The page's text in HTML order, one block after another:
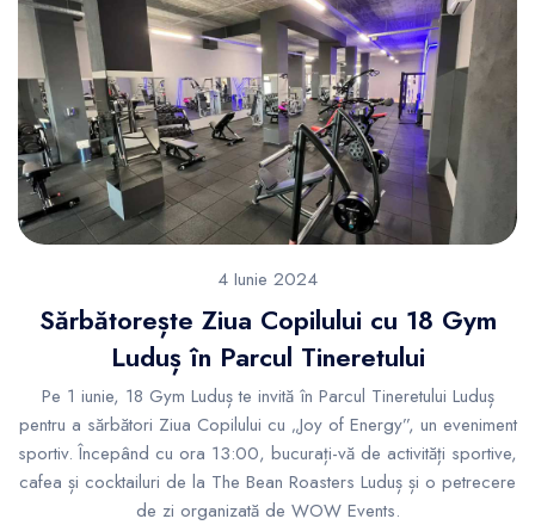
4 Iunie 2024
Sărbătorește Ziua Copilului cu 18 Gym
Luduș în Parcul Tineretului
Pe 1 iunie, 18 Gym Luduș te invită în Parcul Tineretului Luduș
pentru a sărbători Ziua Copilului cu „Joy of Energy”, un eveniment
sportiv. Începând cu ora 13:00, bucurați-vă de activități sportive,
cafea și cocktailuri de la The Bean Roasters Luduș și o petrecere
de zi organizată de WOW Events.